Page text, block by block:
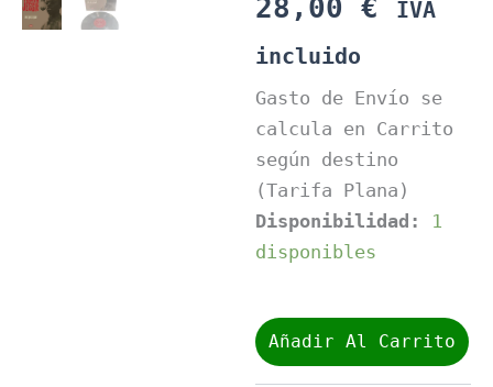
28,00€
IVA
incluido
Gasto de Envío se
calcula en Carrito
según destino
(Tarifa Plana)
Disponibilidad:
1
disponibles
Jessie
-
Añadir Al Carrito